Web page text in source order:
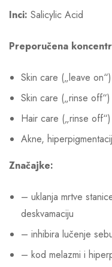
Inci: Salicylic Acid
Preporučena
Skin care („leave
Skin care („rinse
Hair care („rinse
Akne,
Značajke:
– uklanja mrtve
deskvamaciju
– inhibira lučenje
– kod melazmi i